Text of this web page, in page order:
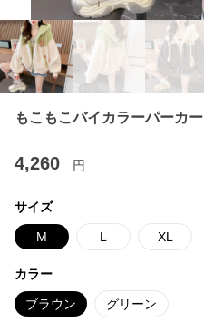
もこもこバイカラーパーカー
4,260 円
サイズ
M L XL
カラー
ブラウン グリーン